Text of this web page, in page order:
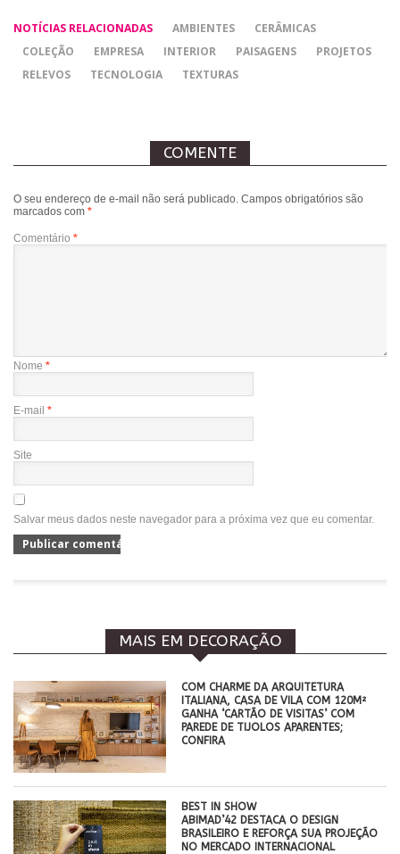
NOTÍCIAS RELACIONADAS AMBIENTES
CERÂMICAS
COLEÇÃO
EMPRESA INTERIOR PAISAGENS
PROJETOS
RELEVOS
TECNOLOGIA TEXTURAS
COMENTE
O seu endereço de e-mail não será publicado. Campos obrigatórios são
marcados com *
Comentário *
Nome *
E-mail *
Site
Salvar meus dados neste navegador para a próxima vez que eu comentar.
MAIS EM DECORAÇÃO
COM CHARME DA ARQUITETURA
ITALIANA, CASA DE VILA COM 120M²
GANHA ‘CARTÃO DE VISITAS’ COM
PAREDE DE TIJOLOS APARENTES;
CONFIRA
BEST IN SHOW
ABIMAD’42 DESTACA O DESIGN
BRASILEIRO E REFORÇA SUA PROJEÇÃO
NO MERCADO INTERNACIONAL